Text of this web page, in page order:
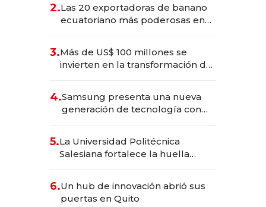
2.Las 20 exportadoras de banano
ecuatoriano más poderosas en
3.Más de US$ 100 millones se
invierten en la transformación de
4.Samsung presenta una nueva
generación de tecnología con
5.La Universidad Politécnica
Salesiana fortalece la huella
6.Un hub de innovación abrió sus
puertas en Quito